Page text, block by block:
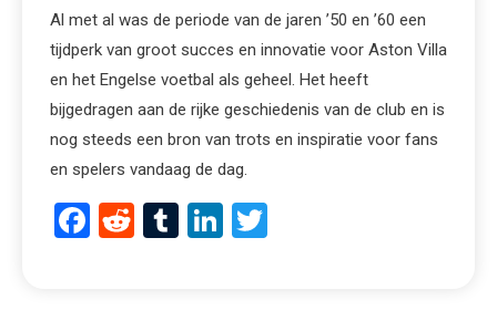
Al met al was de periode van de jaren ’50 en ’60 een
tijdperk van groot succes en innovatie voor Aston Villa
en het Engelse voetbal als geheel. Het heeft
bijgedragen aan de rijke geschiedenis van de club en is
nog steeds een bron van trots en inspiratie voor fans
en spelers vandaag de dag.
Facebook
RedditTumblrLinkedIn